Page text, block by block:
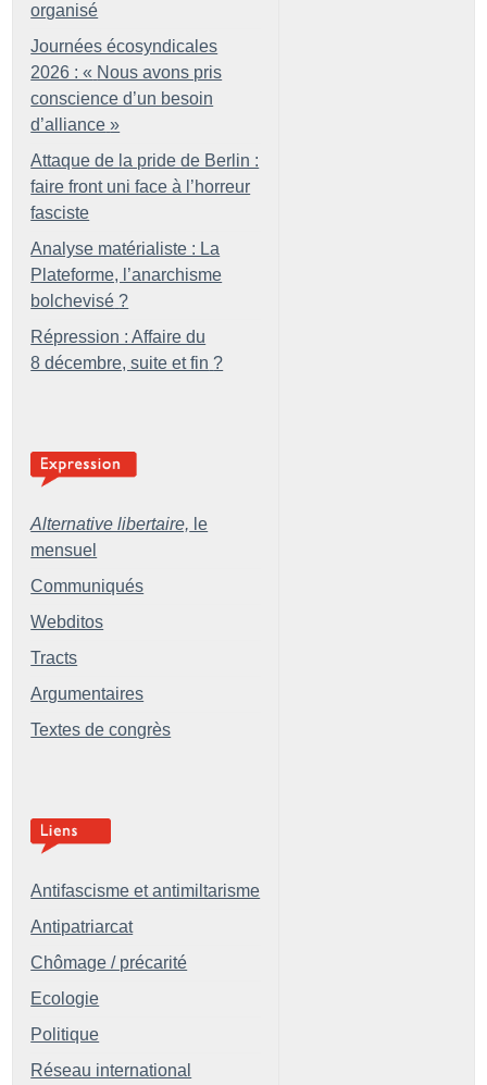
organisé
Journées écosyndicales
2026 : « Nous avons pris
conscience d’un besoin
d’alliance »
Attaque de la pride de Berlin :
faire front uni face à l’horreur
fasciste
Analyse matérialiste : La
Plateforme, l’anarchisme
bolchevisé ?
Répression : Affaire du
8 décembre, suite et fin ?
Alternative libertaire, le
mensuel
Communiqués
Webditos
Tracts
Argumentaires
Textes de congrès
Antifascisme et antimiltarisme
Antipatriarcat
Chômage / précarité
Ecologie
Politique
Réseau international